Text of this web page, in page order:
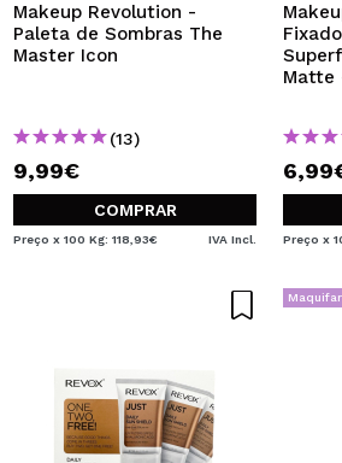
Makeup Revolution -
Paleta de Sombras The
Master Icon
(13)
9,99€
COMPRAR
Preço x 100 Kg: 118,93€ IVA Incl.
Matte
Preço x